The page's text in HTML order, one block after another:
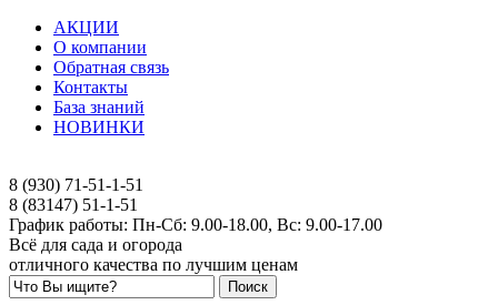
АКЦИИ
О компании
Обратная связь
Контакты
База знаний
НОВИНКИ
8 (930) 71-51-1-51
8 (83147) 51-1-51
График работы: Пн-Сб: 9.00-18.00, Вс: 9.00-17.00
Всё для сада и огорода
отличного качества по лучшим ценам